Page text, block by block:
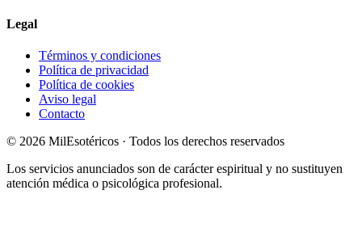
Legal
Términos y condiciones
Política de privacidad
Política de cookies
Aviso legal
Contacto
© 2026 MilEsotéricos · Todos los derechos reservados
Los servicios anunciados son de carácter espiritual y no sustituyen
atención médica o psicológica profesional.